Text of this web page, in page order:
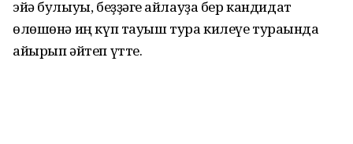
эйә булыуы, беҙҙәге һайлауҙа бер кандидат
өлөшөнә иң күп тауыш тура килеүе тураһында
айырып әйтеп үтте.